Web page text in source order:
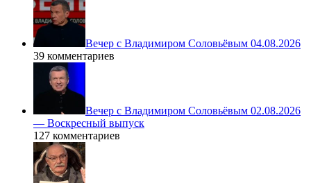
Вечер с Владимиром Соловьёвым 04.08.2026
39 комментариев
Вечер с Владимиром Соловьёвым 02.08.2026
— Воскресный выпуск
127 комментариев